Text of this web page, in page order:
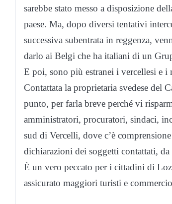
sarebbe stato messo a disposizione
paese. Ma, dopo diversi tentativi
successiva subentrata in reggenza,
darlo ai Belgi che ha italiani di un
E poi, sono più estranei i vercellesi e i
Contattata la proprietaria svedese del
punto, per farla breve perché vi
amministratori, procuratori, sindaci,
sud di Vercelli, dove c’è
dichiarazioni dei soggetti contattati, da
È un vero peccato per i cittadini di
assicurato maggiori turisti e